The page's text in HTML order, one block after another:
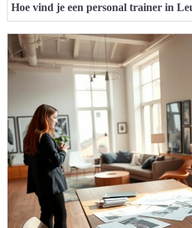
Hoe vind je een personal trainer in